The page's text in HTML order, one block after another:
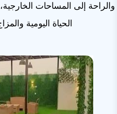
والراحة إلى المساحات
الحياة اليومية